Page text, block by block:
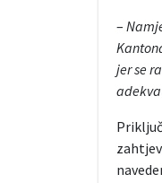
–
jer se